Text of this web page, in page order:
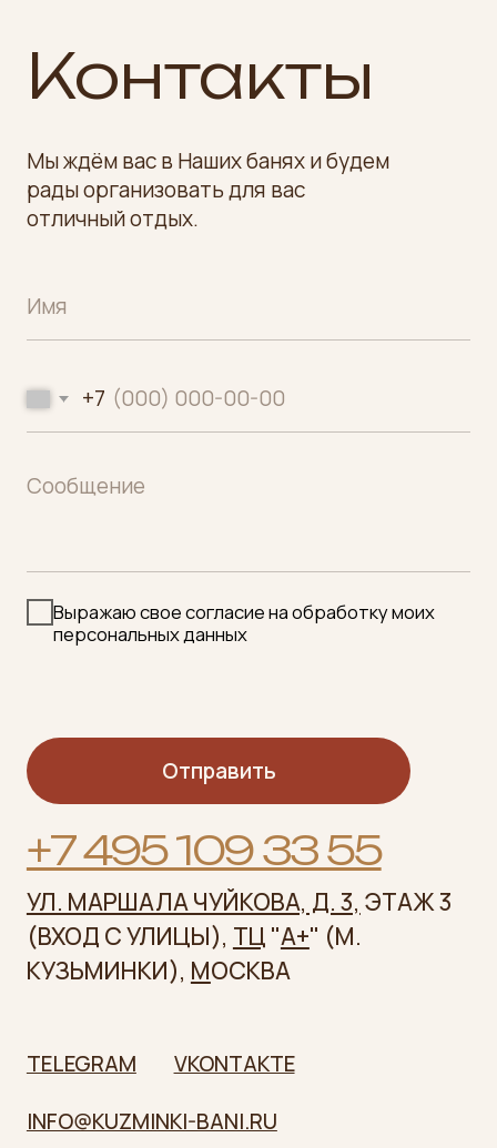
УЛ. МАРШАЛА ЧУЙКОВА, Д. 3,
(ВХОД С УЛИЦЫ),ТЦ"А+" (М.
КУЗЬМИНКИ),
ОСКВА
+7
Отправить
INFO@KUZMINKI-BANI.RU